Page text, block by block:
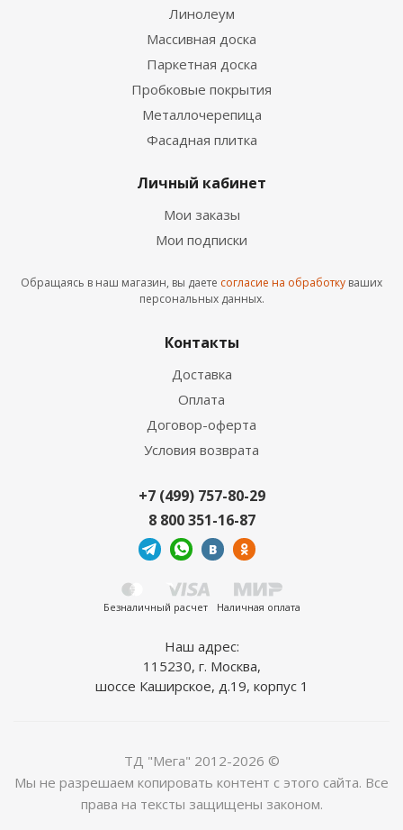
Линолеум
Массивная доска
Паркетная доска
Пробковые покрытия
Металлочерепица
Фасадная плитка
Личный кабинет
Мои заказы
Мои подписки
Обращаясь в наш магазин, вы даете согласие на обработку ваших
персональных данных.
Контакты
Доставка
Оплата
Договор-оферта
Условия возврата
+7 (499) 757-80-29
8 800 351-16-87
Безналичный расчет Наличная оплата
Наш адрес:
115230, г. Москва,
шоссе Каширское, д.19, корпус 1
ТД "Мега" 2012-2026 ©
Мы не разрешаем копировать контент с этого сайта. Все
права на тексты защищены законом.